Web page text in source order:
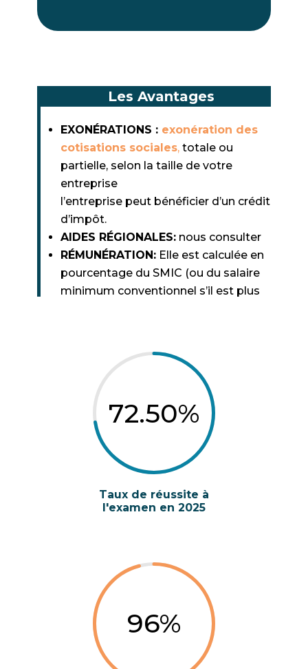
Les Avantages
EXONÉRATIONS : exonération des
cotisations sociales,totale ou
partielle, selon la taille de votre
entreprise
l’entreprise peut bénéficier d’un crédit
d’impôt.
AIDES RÉGIONALES:nous consulter
RÉMUNÉRATION:Elle est calculée en
pourcentage du SMIC (ou du salaire
minimum conventionnel s’il est plus
72.50%
Taux de réussite à
l'examen en 2025
96%